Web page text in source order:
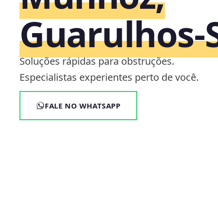
Soluções rápidas para obstruções.
Especialistas experientes perto de você.
FALE NO WHATSAPP